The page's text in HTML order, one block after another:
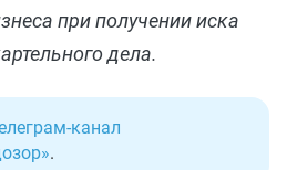
при получении иска
дела.
канал
.